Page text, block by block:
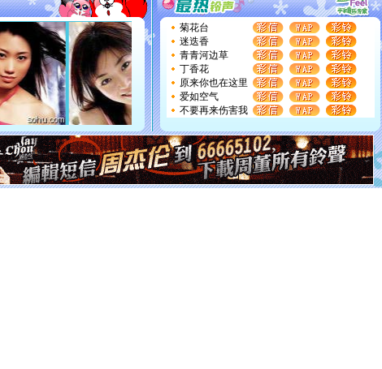
要平安！千万要知足！千万不要忘记我！
[圣诞节]
不只这样的日子才会想起你,而是这样的日子才
能正大光明地骚扰你,告诉你,圣诞要快乐!新年要快乐!天天
都要快乐噢!
[圣诞节]
奉上一颗祝福的心,在这个特别的日子里,愿幸福,
如意,快乐,鲜花,一切美好的祝愿与你同在.圣诞快乐!
[元旦]
看到你我会触电；看不到你我要充电；没有你我会
断电。爱你是我职业，想你是我事业，抱你是我特长，吻
你是我专业！水晶之恋祝你新年快乐
[元旦]如果上天让我许三个愿望，一是今生今世和你在一
起；二是再生再世和你在一起；三是三生三世和你不再分
离。水晶之恋祝你新年快乐
[元旦]当我狠下心扭头离去那一刻，你在我身后无助地哭
泣，这痛楚让我明白我多么爱你。我转身抱住你：这猪不
菊花台
迷迭香
青青河边草
丁香花
原来你也在这里
爱如空气
不要再来伤害我